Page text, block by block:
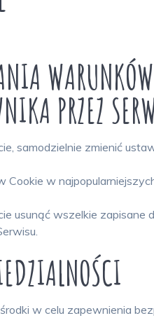
PRZEZ
samodzielnie zmienić
Cookie w
usunąć wszelkie
w celu zapewnienia